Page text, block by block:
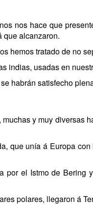
nos hace que
que alcanzaron.
hemos tratado de no
indias, usadas en
habrán satisfecho
y muy diversas
que unía á Europa
por el Istmo de
polares, llegaron á